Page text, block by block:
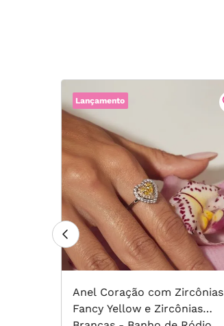
Lançamento
Anel Coração com Zircônias
Fancy Yellow e Zircônias